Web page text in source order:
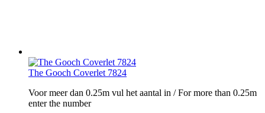
The Gooch Coverlet 7824
Voor meer dan 0.25m vul het aantal in / For more than 0.25m
enter the number